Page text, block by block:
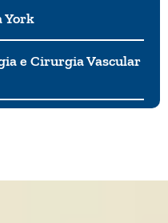
York
e Cirurgia Vascular